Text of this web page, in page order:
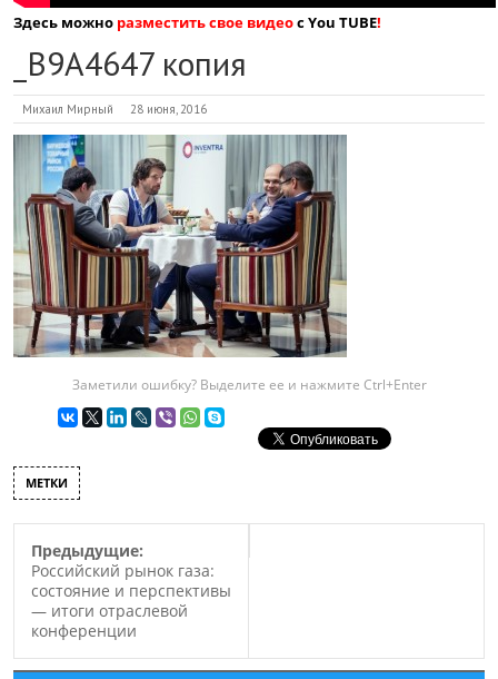
Здесь можно разместить свое видеос You TUBE!
_B9A4647 копия
Михаил Мирный 28 июня, 2016
Заметили ошибку? Выделите ее и нажмите Ctrl+Enter
МЕТКИ
Предыдущие:
Российский рынок газа:
состояние и перспективы
— итоги отраслевой
конференции